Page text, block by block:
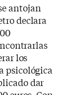
antojan
declara
los
psicológica
dar